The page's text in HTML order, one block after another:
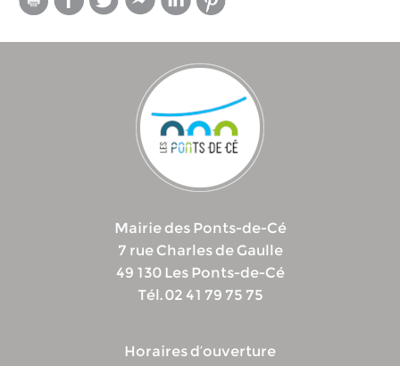
Mairie des Ponts-de-Cé
7 rue Charles de Gaulle
49 130 Les Ponts-de-Cé
Tél. 02 41 79 75 75
Horaires d’ouverture